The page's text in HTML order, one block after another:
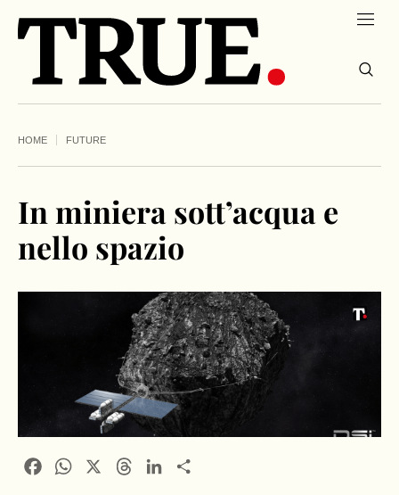
HOME FUTURE
In miniera sott’acqua e
nello spazio
FacebookWhatsApp ThreadsLinkedIn